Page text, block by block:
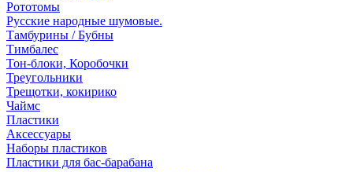
Рототомы
Русские народные шумовые.
Тамбурины / Бубны
Тимбалес
Тон-блоки, Коробочки
Треугольники
Трещотки, кокирико
Чаймс
Пластики
Аксессуары
Наборы пластиков
Пластики для бас-барабана